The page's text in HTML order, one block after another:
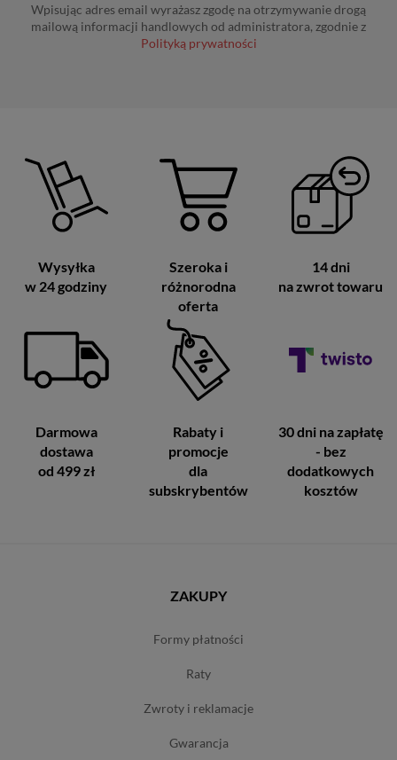
Wpisując adres email wyrażasz zgodę na otrzymywanie drogą
mailową informacji handlowych od administratora, zgodnie z
Polityką prywatności
Wysyłka
w 24 godziny
Szeroka i
różnorodna
oferta
14 dni
na zwrot towaru
Darmowa
dostawa
od 499 zł
Rabaty i
promocje
dla
subskrybentów
30 dni na zapłatę
- bez
dodatkowych
kosztów
ZAKUPY
formy płatności
raty
zwroty i reklamacje
gwarancja